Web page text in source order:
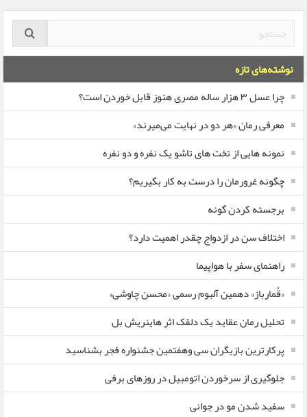
نوشته‌های تازه
چرا عسل ۳ هزار ساله‌ مصری هنوز قابل خوردن است؟
معرفی رمان «هر دو در نهایت می‌میرند»
نمونه هایی از تخت های تاشو یک نفره و دو نفره
چگونه غرورمان را درست به کار بگیریم؟
برجسته کردن گونه
اختلاف سن در ازدواج چقدر اهمیت دارد؟
راهنمای سفر با هواپیما
«قُمارباز» دهمین آلبوم رسمی «محسن چاوشی»
تحلیل رمان عقاید یک دلقک اثر هاینریش بل
پرکارترین بازیگران سی وهفتمین جشنواره فجر بشناسید
جلوگیری از سرخوردن اتومبیل در روزهای برفی
سفید شدن مو در جوانی